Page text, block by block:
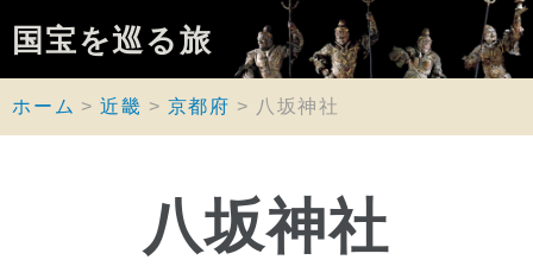
国宝を巡る旅
ホーム 近畿 京都府 八坂神社
八坂神社